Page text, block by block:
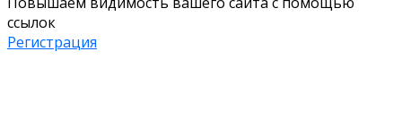
ссылок
Регистрация